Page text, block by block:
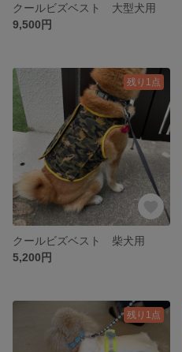
クールビズベスト 大型犬用
9,500円
残り1点
クールビズベスト 柴犬用
5,200円
残り1点